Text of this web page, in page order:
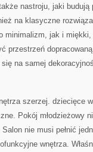
nastroju, jaki
na klasyczne
minimalizm, jak i
przestrzeń
na samej
szerzej. dziecięce
Pokój młodzieżowy
nie musi pełnić
wnętrza.